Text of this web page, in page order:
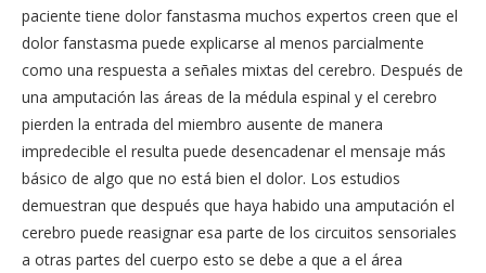
paciente tiene dolor fanstasma muchos expertos creen que el
dolor fanstasma puede explicarse al menos parcialmente
como una respuesta a señales mixtas del cerebro. Después de
una amputación las áreas de la médula espinal y el cerebro
pierden la entrada del miembro ausente de manera
impredecible el resulta puede desencadenar el mensaje más
básico de algo que no está bien el dolor. Los estudios
demuestran que después que haya habido una amputación el
cerebro puede reasignar esa parte de los circuitos sensoriales
a otras partes del cuerpo esto se debe a que a el área